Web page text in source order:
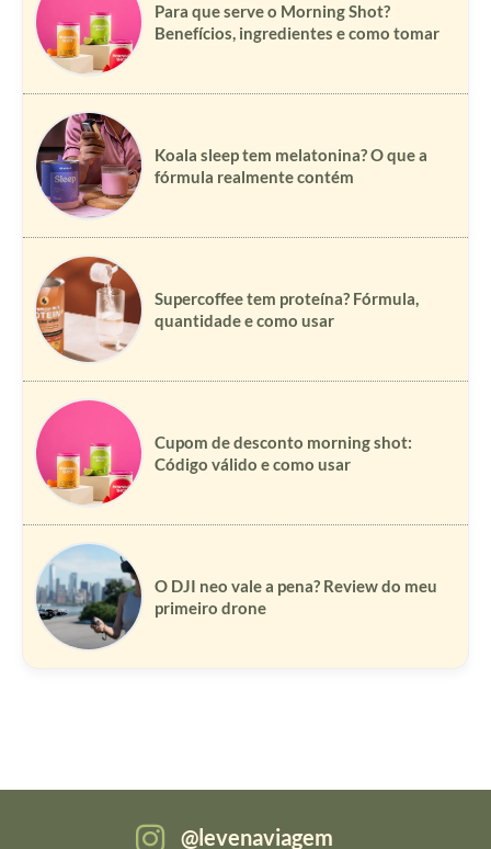
Para que serve o Morning Shot?
Benefícios, ingredientes e como tomar
Koala sleep tem melatonina? O que a
fórmula realmente contém
Supercoffee tem proteína? Fórmula,
quantidade e como usar
Cupom de desconto morning shot:
Código válido e como usar
O DJI neo vale a pena? Review do meu
primeiro drone
levenaviagem